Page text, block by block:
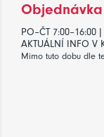
PO–ČT 7:00–16:00
AKTUÁLNÍ INFO V
Mimo tuto dobu dle